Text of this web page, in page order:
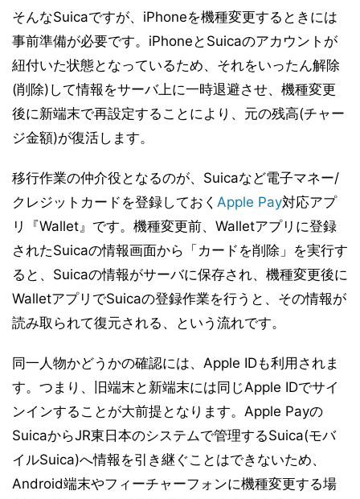
そんなSuicaですが、iPhoneを機種変更するときには
事前準備が必要です。iPhoneとSuicaのアカウントが
紐付いた状態となっているため、それをいったん解除
(削除)して情報をサーバ上に一時退避させ、機種変更
後に新端末で再設定することにより、元の残高(チャー
ジ金額)が復活します。
移行作業の仲介役となるのが、Suicaなど電子マネー/
クレジットカードを登録しておく Apple Pay対応アプ
リ『Wallet』です。機種変更前、Walletアプリに登録
されたSuicaの情報画面から「カードを削除」を実行す
ると、Suicaの情報がサーバに保存され、機種変更後に
WalletアプリでSuicaの登録作業を行うと、その情報が
読み取られて復元される、という流れです。
同一人物かどうかの確認には、Apple IDも利用されま
す。つまり、旧端末と新端末には同じApple IDでサイ
ンインすることが大前提となります。Apple Payの
SuicaからJR東日本のシステムで管理するSuica(モバ
イルSuica)へ情報を引き継ぐことはできないため、
Android端末やフィーチャーフォンに機種変更する場